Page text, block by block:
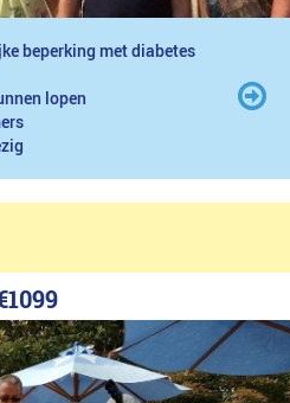
beperking met diabetes
lopen